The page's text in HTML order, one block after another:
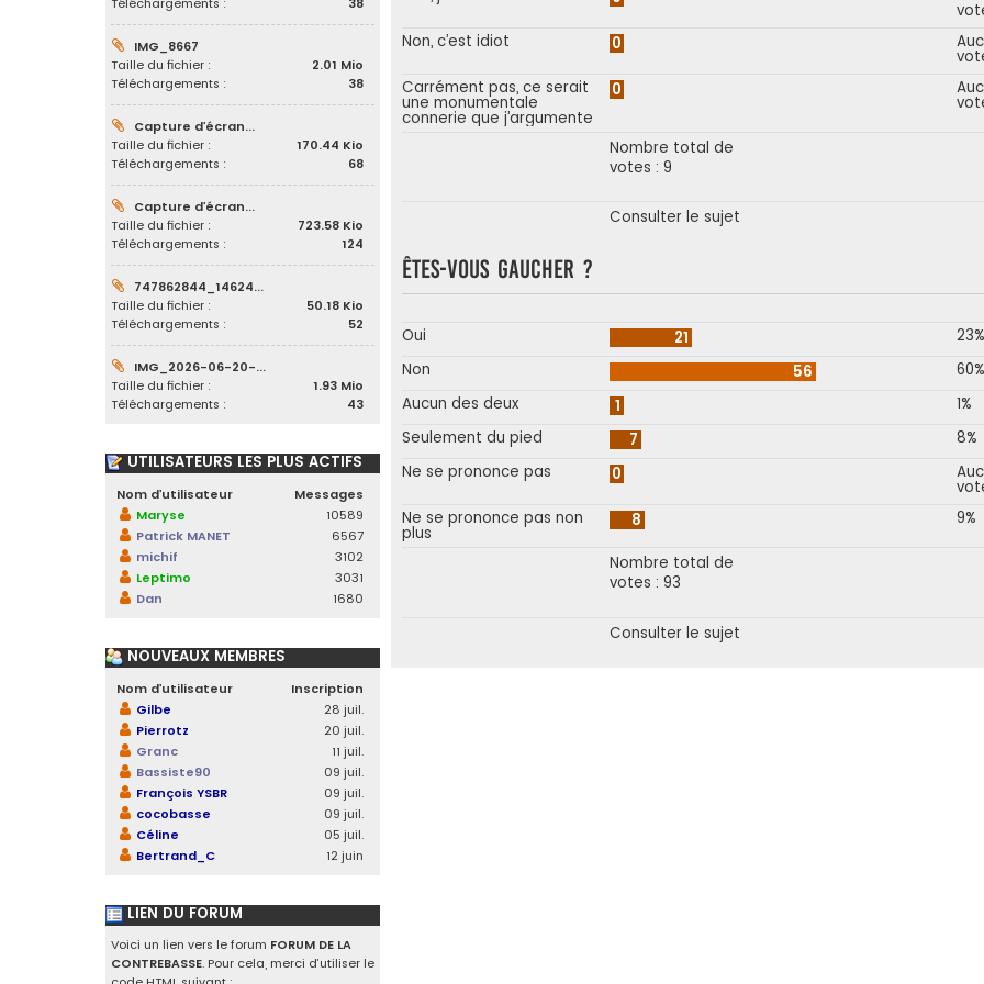
Non, c’est idiot
0
Carrément pas, ce serait
une monumentale
connerie que j’argumente
0
Nombre total de
votes : 9
Consulter le sujet
Êtes-vous gaucher ?
Oui 21
23%
Non
56
60%
Aucun des deux
1
1%
Seulement du pied
7
8%
Ne se prononce pas
0
Ne se prononce pas non
plus
8 9%
Nombre total de
votes : 93
Consulter le sujet
IMG_8667
Taille du fichier :
2.01 Mio
Téléchargements :
38
Capture d’écran...
Taille du fichier :
170.44 Kio
Téléchargements :
68
Capture d’écran...
Taille du fichier :
723.58 Kio
Téléchargements :
124
747862844_14624...
Taille du fichier :
50.18 Kio
Téléchargements :
52
IMG_2026-06-20-...
Taille du fichier :
1.93 Mio
Téléchargements :
43
UTILISATEURS LES PLUS ACTIFS
Nom d’utilisateur
Messages
Maryse
10589
Patrick MANET
6567
michif
3102
Leptimo
3031
Dan
1680
NOUVEAUX MEMBRES
Nom d’utilisateur
Inscription
Gilbe
28 juil.
Pierrotz
20 juil.
Granc
11 juil.
Bassiste90
09 juil.
François YSBR
09 juil.
cocobasse
09 juil.
Céline
05 juil.
Bertrand_C
12 juin
LIEN DU FORUM
Voici un lien vers le forum FORUM DE LA
CONTREBASSE. Pour cela, merci d’utiliser le